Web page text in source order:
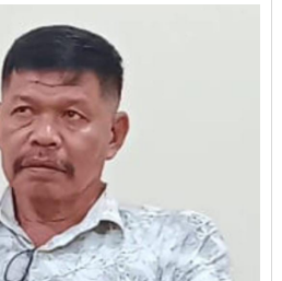
59
dan
Permenkop
6